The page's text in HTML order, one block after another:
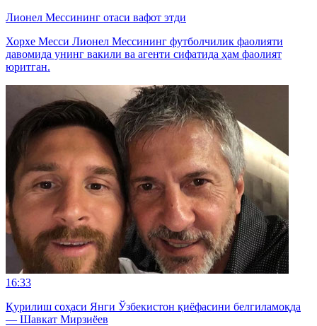
Лионел Мессининг отаси вафот этди
Хорхе Месси Лионел Мессининг футболчилик фаолияти
давомида унинг вакили ва агенти сифатида ҳам фаолият
юритган.
16:33
Қурилиш соҳаси Янги Ўзбекистон қиёфасини белгиламоқда
— Шавкат Мирзиёев